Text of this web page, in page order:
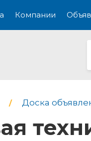
Компании
Доска